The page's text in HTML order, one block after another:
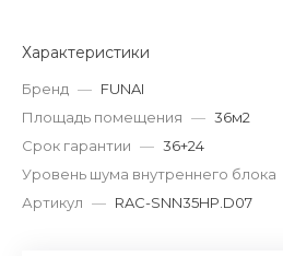
Характеристики
Бренд — FUNAI
Площадь помещения — 36м2
Срок гарантии — 36+24
Уровень шума внутреннего блока
Артикул — RAC-SNN35HP.D07